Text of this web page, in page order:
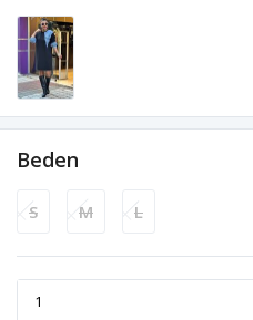
Beden
S M L